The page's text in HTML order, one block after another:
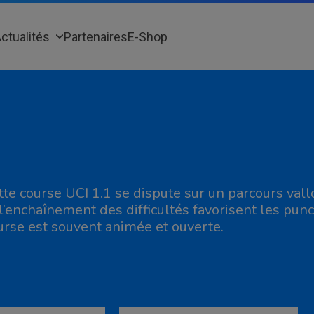
PartenairesE-Shop
course UCI 1.1 se dispute sur un parcours
des difficultés favorisent les
est souvent animée et ouverte.